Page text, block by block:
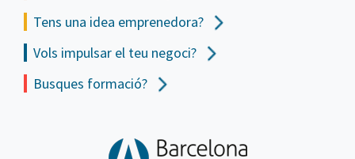
Tens una idea emprenedora?
Vols impulsar el teu negoci?
Busques formació?